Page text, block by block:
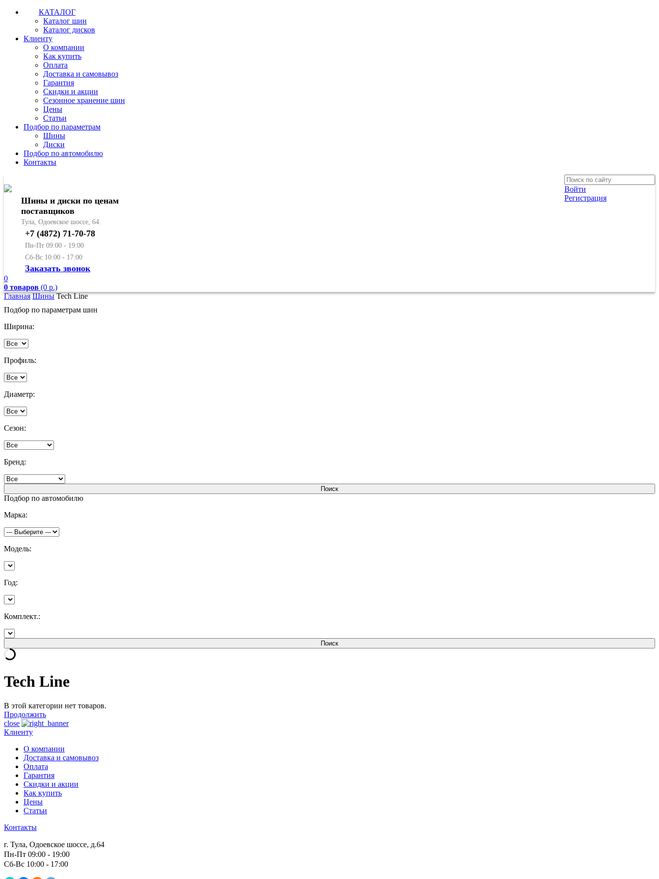
КАТАЛОГ
Каталог шин
Каталог дисков
Клиенту
О компании
Как купить
Оплата
Доставка и самовывоз
Гарантия
Скидки и акции
Сезонное хранение шин
Цены
Статьи
Подбор по параметрам
Шины
Диски
Подбор по автомобилю
Контакты
Войти
Регистрация
Шины и диски по ценам
поставщиков
Тула, Одоевское шоссе, 64.
+7 (4872) 71-70-78
Пн-Пт 09:00 - 19:00
Сб-Вс 10:00 - 17:00
Заказать звонок
0
0 товаров (0 р.)
Главная ШиныTech Line
Подбор по параметрам шин
Ширина:
Профиль:
Диаметр:
Сезон:
Бренд:
Подбор по автомобилю
Марка:
Модель:
Год:
Комплект.:
Tech Line
В этой категории нет товаров.
Продолжить
close
Клиенту
О компании
Доставка и самовывоз
Оплата
Гарантия
Скидки и акции
Как купить
Цены
Статьи
Контакты
г. Тула, Одоевское шоссе, д.64
Пн-Пт 09:00 - 19:00
Сб-Вс 10:00 - 17:00